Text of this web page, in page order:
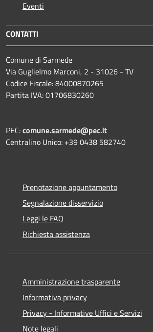
Eventi
CONTATTI
Comune di Sarmede
Via Guglielmo Marconi, 2 - 31026 - TV
Codice Fiscale: 84000870265
Partita IVA: 01706830260
PEC:comune.sarmede@pec.it
Centralino Unico: +39 0438 582740
Prenotazione appuntamento
Segnalazione disservizio
Leggi le FAQ
Richiesta assistenza
Amministrazione trasparente
Informativa privacy
Privacy - Informative Uffici e Servizi
Note legali